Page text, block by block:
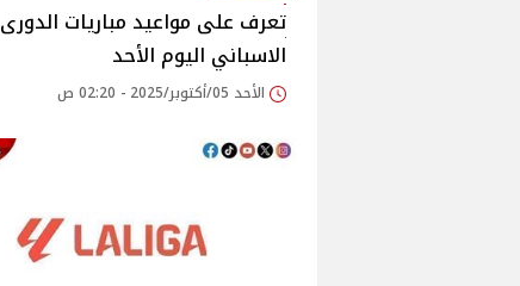
تعرف على مواعيد مباريات الدورى
الاسباني اليوم الأحد
الأحد 05/أكتوبر/2025 - 02:20 ص